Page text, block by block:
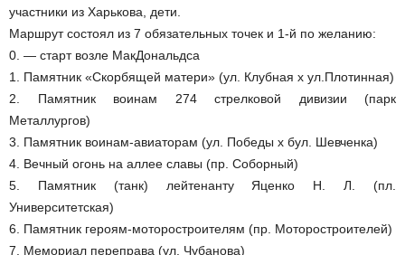
участники из Харькова, дети.
Маршрут состоял из 7 обязательных точек и 1-й по желанию:
0. — старт возле МакДональдса
1. Памятник «Скорбящей матери» (ул. Клубная х ул.Плотинная)
2. Памятник воинам 274 стрелковой дивизии (парк
Металлургов)
3. Памятник воинам-авиаторам (ул. Победы х бул. Шевченка)
4. Вечный огонь на аллее славы (пр. Соборный)
5. Памятник (танк) лейтенанту Яценко Н. Л. (пл.
Университетская)
6. Памятник героям-моторостроителям (пр. Моторостроителей)
7. Мемориал переправа (ул. Чубанова)